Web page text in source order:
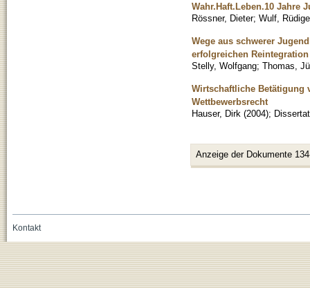
Wahr.Haft.Leben.10 Jahre
Rössner, Dieter; Wulf,
Wege aus schwerer
erfolgreichen
Stelly, Wolfgang; Thomas,
Wirtschaftliche Betätigung
Wettbewerbsrecht
Hauser, Dirk (2004);
Anzeige der Dokumente
Kontakt